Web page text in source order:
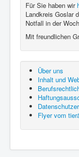
Für Sie haben wir
Landkreis Goslar
Notfall in der
Mit freundlichen
Über uns
Inhalt und
Flyer vom